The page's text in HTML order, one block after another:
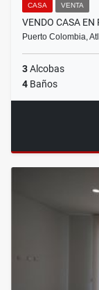
CASA VENTA
VENDO CASA EN
Puerto Colombia,
3Alcobas
4 Baños